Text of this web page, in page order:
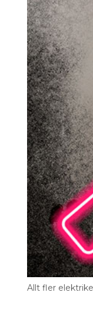
Search for:
SEARCH
Allt fler